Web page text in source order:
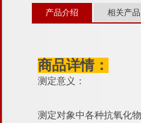
产品介绍 相关产品
商品详情：
测定意义：
测定对象中各种抗氧化